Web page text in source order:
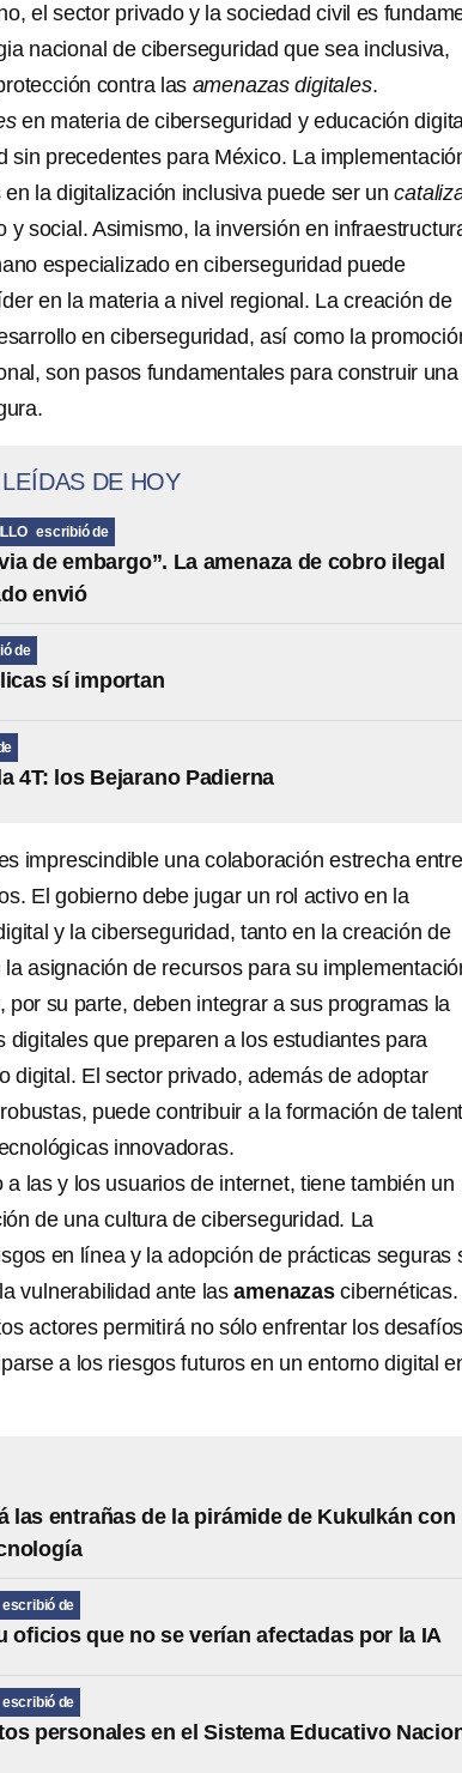
el sector privado y la sociedad civil es
nacional de ciberseguridad que sea inclusiva,
contra las amenazas digitales.
en materia de ciberseguridad y educación
sin precedentes para México. La
la digitalización inclusiva puede ser un
y social. Asimismo, la inversión en
especializado en ciberseguridad puede
en la materia a nivel regional. La creación de
en ciberseguridad, así como la
son pasos fundamentales para construir una
DE HOY
escribió de
de embargo”. La amenaza de cobro ilegal
envió
de
sí importan
4T: los Bejarano Padierna
imprescindible una colaboración estrecha entre
El gobierno debe jugar un rol activo en la
y la ciberseguridad, tanto en la creación de
asignación de recursos para su
por su parte, deben integrar a sus programas la
digitales que preparen a los estudiantes para
digital. El sector privado, además de adoptar
puede contribuir a la formación de
innovadoras.
las y los usuarios de internet, tiene también un
de una cultura de ciberseguridad. La
en línea y la adopción de prácticas seguras
vulnerabilidad ante lasamenazascibernéticas.
actores permitirá no sólo enfrentar los desafíos
a los riesgos futuros en un entorno digital
las entrañas de la pirámide de Kukulkán con
escribió de
oficios que no se verían afectadas por la IA
escribió de
personales en el Sistema Educativo